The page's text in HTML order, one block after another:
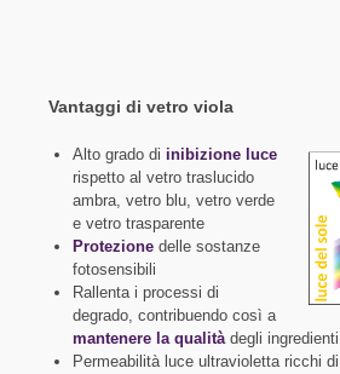
Vantaggi di vetro viola
Alto grado di inibizione luce
rispetto al vetro traslucido
ambra, vetro blu, vetro verde
e vetro trasparente
Protezione delle sostanze
fotosensibili
Rallenta i processi di
degrado, contribuendo così a
mantenere la qualitàdegli ingredienti
Permeabilità luce ultravioletta ricchi